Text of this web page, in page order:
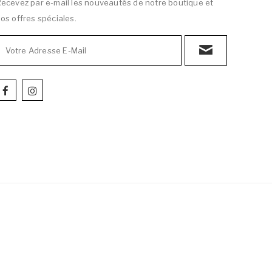
par e-mail les nouveautés de notre boutique et
offres spéciales.